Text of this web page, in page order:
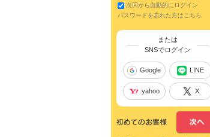
次回から自動的にログイン
パスワードを忘れた方はこちら
または
SNSでログイン
Google LINE
yahoo X